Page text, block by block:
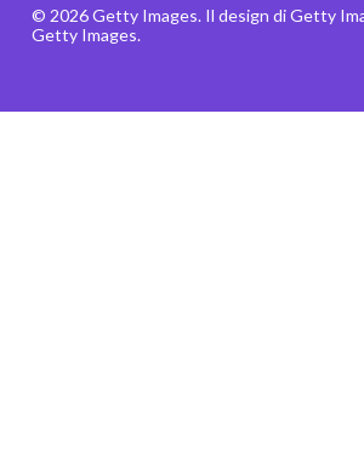
© 2026 Getty Images. Il design di Getty
Getty Images.